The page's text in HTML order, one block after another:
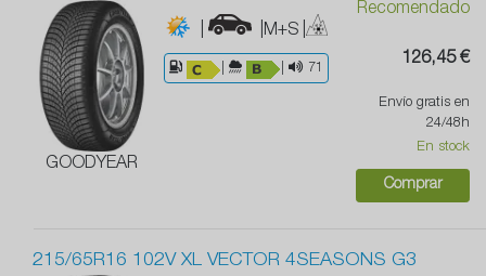
GOODYEAR
| |M+S |
71
Recomendado
126,45 €
Envío gratis en
24/48h
En stock
Comprar
215/65R16 102V XL VECTOR 4SEASONS G3